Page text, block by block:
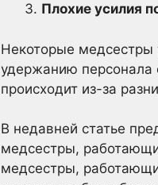
Плохие усилия
Некоторые медсестры
удержанию персонала
происходит из-за
В недавней статье
медсестры,
медсестры,